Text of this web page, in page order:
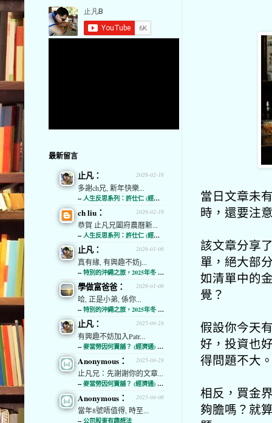
當日文章未
時，還要注
該文章分享
單，絕大部
如清單中的
覺？
假設你今天
好，投資也
得問題不大
相反，買金
夠膽嗎？就
最新留言
2026-02-16
止凡：
多謝ch兄, 新年快樂...
-- 人生反思系列：許仕仁 (經濟通)
2026-02-16
ch liu：
恭賀 止凡兄闔府農曆新...
-- 人生反思系列：許仕仁 (經濟通)
2026-01-06
止凡：
真有緣, 有興趣不妨j...
-- 特別的沖繩之旅，2025年冬 (經濟通)
2026-01-06
學做富爸爸：
哈, 正是小弟, 係你...
-- 特別的沖繩之旅，2025年冬 (經濟通)
2025-08-28
止凡：
有興趣不妨加入Patr...
-- 麥當勞因何賣舖？ (經濟通) (略)
2025-08-28
Anonymous：
止凡兄：先謝謝你的文章...
-- 麥當勞因何賣舖？ (經濟通) (略)
2025-08-06
Anonymous：
當年8號唔值得, 時至...
-- 公司股東有趣想法